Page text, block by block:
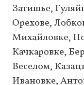
Затишье,
Орехове,
Михайловке,
Качкаровке,
Веселом,
Ивановке,